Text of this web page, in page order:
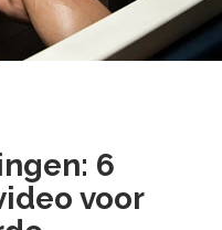
Over
Ons
Contact
6
voor